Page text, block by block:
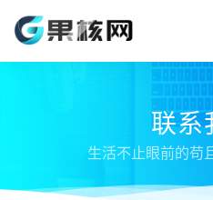
联系
生活不止眼前的苟